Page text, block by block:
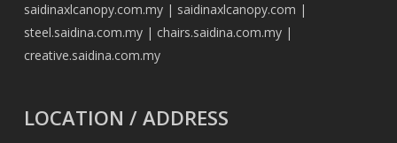
saidinaxlcanopy.com.my| saidinaxlcanopy.com |
steel.saidina.com.my| chairs.saidina.com.my|
creative.saidina.com.my
LOCATION / ADDRESS